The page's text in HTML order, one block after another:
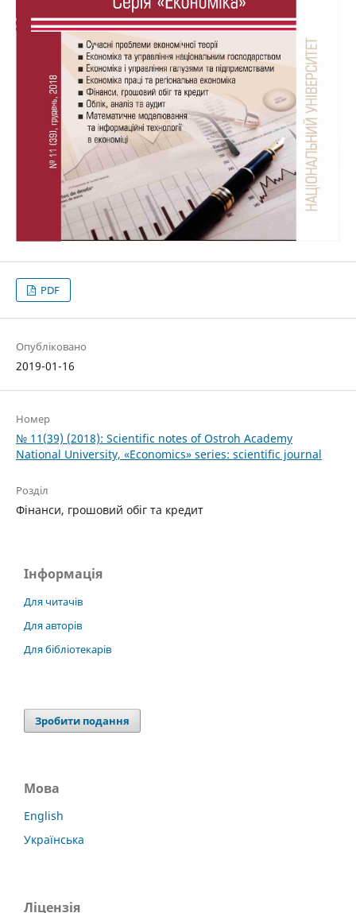
PDF
Опубліковано
2019-01-16
Номер
№ 11(39) (2018): Scientific notes of Ostroh Academy
National University, «Economics» series: scientific journal
Розділ
Фінанси, грошовий обіг та кредит
Інформація
Для читачів
Для авторів
Для бібліотекарів
Зробити подання
Мова
English
Українська
Ліцензія